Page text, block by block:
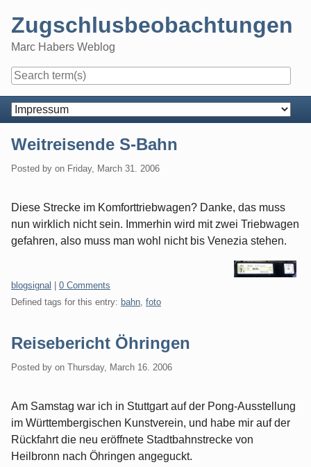
content
Zugschlusbeobachtungen
Marc Habers Weblog
Navigation
Weitreisende S-Bahn
Posted by on Friday, March 31. 2006
Diese Strecke im Komforttriebwagen? Danke, das muss
nun wirklich nicht sein. Immerhin wird mit zwei Triebwagen
gefahren, also muss man wohl nicht bis Venezia stehen.
Categories:
blogsignal
0 Comments
Defined tags for this entry: bahn, foto
Reisebericht Öhringen
Posted by on Thursday, March 16. 2006
Am Samstag war ich in Stuttgart auf der Pong-Ausstellung
im Württembergischen Kunstverein, und habe mir auf der
Rückfahrt die neu eröffnete Stadtbahnstrecke von
Heilbronn nach Öhringen angeguckt.